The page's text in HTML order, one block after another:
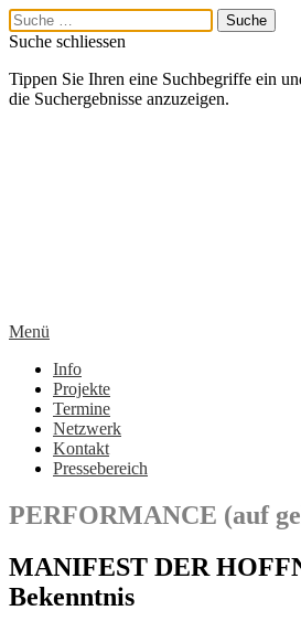
Suche schliessen
Tippen Sie Ihren eine Suchbegriffe ein
die Suchergebnisse anzuzeigen.
Menü
Info
Projekte
Termine
Netzwerk
Kontakt
Pressebereich
PERFORMANCE (auf
MANIFEST DER
Bekenntnis